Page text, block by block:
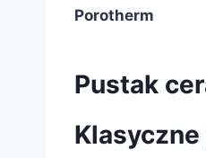
Porotherm
Pustak